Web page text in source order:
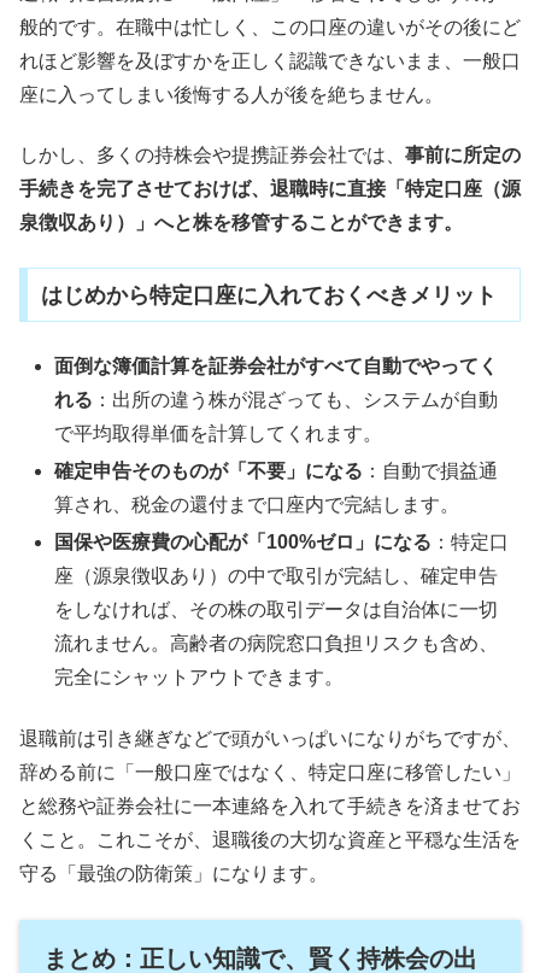
般的です。在職中は忙しく、この口座の違いがその後にど
れほど影響を及ぼすかを正しく認識できないまま、一般口
座に入ってしまい後悔する人が後を絶ちません。
しかし、多くの持株会や提携証券会社では、 事前に所定の
手続きを完了させておけば、退職時に直接「特定口座（源
泉徴収あり）」へと株を移管することができます。
はじめから特定口座に入れておくべきメリット
面倒な簿価計算を証券会社がすべて自動でやってく
れる ：出所の違う株が混ざっても、システムが自動
で平均取得単価を計算してくれます。
確定申告そのものが「不要」になる ：自動で損益通
算され、税金の還付まで口座内で完結します。
国保や医療費の心配が「100%ゼロ」になる ：特定口
座（源泉徴収あり）の中で取引が完結し、確定申告
をしなければ、その株の取引データは自治体に一切
流れません。高齢者の病院窓口負担リスクも含め、
完全にシャットアウトできます。
退職前は引き継ぎなどで頭がいっぱいになりがちですが、
辞める前に「一般口座ではなく、特定口座に移管したい」
と総務や証券会社に一本連絡を入れて手続きを済ませてお
くこと。これこそが、退職後の大切な資産と平穏な生活を
守る「最強の防衛策」になります。
まとめ：正しい知識で、賢く持株会の出